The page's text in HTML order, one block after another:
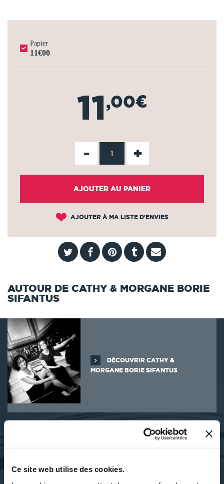
Ce site web utilise des cookies.
Papier
11€00
11,00€
- +
AJOUTER AU PANIER
AJOUTER À MA LISTE D'ENVIES
AUTOUR DE CATHY & MORGANE BORIE
SIFANTUS
DÉCOUVRIR CATHY &
MORGANE BORIE SIFANTUS